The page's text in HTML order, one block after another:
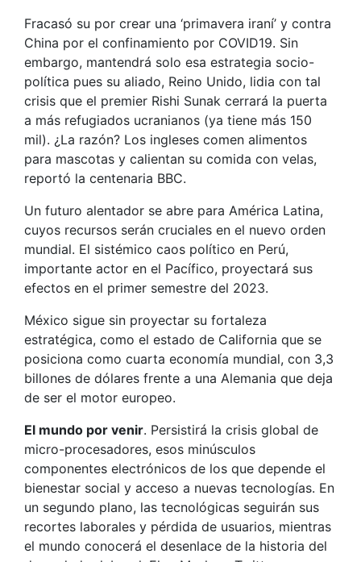
Fracasó su por crear una ‘primavera iraní’ y contra
China por el confinamiento por COVID19. Sin
embargo, mantendrá solo esa estrategia socio-
política pues su aliado, Reino Unido, lidia con tal
crisis que el premier Rishi Sunak cerrará la puerta
a más refugiados ucranianos (ya tiene más 150
mil). ¿La razón? Los ingleses comen alimentos
para mascotas y calientan su comida con velas,
reportó la centenaria BBC.
Un futuro alentador se abre para América Latina,
cuyos recursos serán cruciales en el nuevo orden
mundial. El sistémico caos político en Perú,
importante actor en el Pacífico, proyectará sus
efectos en el primer semestre del 2023.
México sigue sin proyectar su fortaleza
estratégica, como el estado de California que se
posiciona como cuarta economía mundial, con 3,3
billones de dólares frente a una Alemania que deja
de ser el motor europeo.
El mundo por venir. Persistirá la crisis global de
micro-procesadores, esos minúsculos
componentes electrónicos de los que depende el
bienestar social y acceso a nuevas tecnologías. En
un segundo plano, las tecnológicas seguirán sus
recortes laborales y pérdida de usuarios, mientras
el mundo conocerá el desenlace de la historia del